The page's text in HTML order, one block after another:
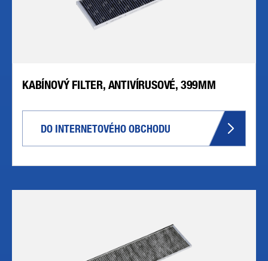
KABÍNOVÝ FILTER, ANTIVÍRUSOVÉ, 399MM
DO INTERNETOVÉHO OBCHODU